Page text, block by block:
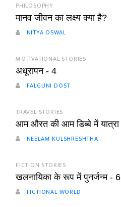
PHILOSOPHY
मानव जीवन का लक्ष्य क्या है?
NITYA OSWAL
MOTIVATIONAL STORIES
अधूरापन - 4
FALGUNI DOST
TRAVEL STORIES
आम औरत की आम डिब्बे में यात्रा
NEELAM KULSHRESHTHA
FICTION STORIES
खलनायिका के रूप में पुनर्जन्म - 6
FICTIONAL WORLD